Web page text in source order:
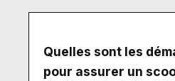
Quelles sont les
pour assurer un